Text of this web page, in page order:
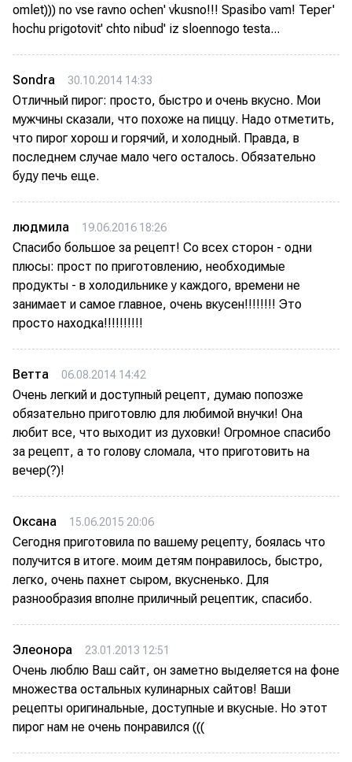
omlet))) no vse ravno ochen' vkusno!!! Spasibo vam! Teper'
hochu prigotovit' chto nibud' iz sloennogo testa...
Sondra 30.10.2014 14:33
Отличный пирог: просто, быстро и очень вкусно. Мои
мужчины сказали, что похоже на пиццу. Надо отметить,
что пирог хорош и горячий, и холодный. Правда, в
последнем случае мало чего осталось. Обязательно
буду печь еще.
людмила 19.06.2016 18:26
Спасибо большое за рецепт! Со всех сторон - одни
плюсы: прост по приготовлению, необходимые
продукты - в холодильнике у каждого, времени не
занимает и самое главное, очень вкусен!!!!!!!! Это
просто находка!!!!!!!!!!
Ветта 06.08.2014 14:42
Очень легкий и доступный рецепт, думаю попозже
обязательно приготовлю для любимой внучки! Она
любит все, что выходит из духовки! Огромное спасибо
за рецепт, а то голову сломала, что приготовить на
вечер(?)!
Оксана 15.06.2015 20:06
Сегодня приготовила по вашему рецепту, боялась что
получится в итоге. моим детям понравилось, быстро,
легко, очень пахнет сыром, вкусненько. Для
разнообразия вполне приличный рецептик, спасибо.
Элеонора 23.01.2013 12:51
Очень люблю Ваш сайт, он заметно выделяется на фоне
множества остальных кулинарных сайтов! Ваши
рецепты оригинальные, доступные и вкусные. Но этот
пирог нам не очень понравился (((